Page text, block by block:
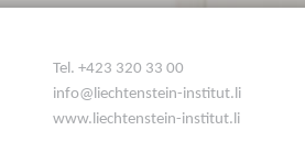
Tel. +423 320 33 00
info@liechtenstein-institut.li
www.liechtenstein-institut.li